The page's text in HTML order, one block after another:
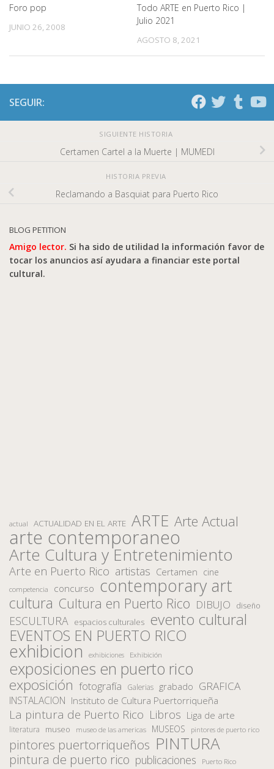
Foro pop
JUNIO 26, 2008
Todo ARTE en Puerto Rico |
Julio 2021
AGOSTO 8, 2021
SEGUIR:
SIGUIENTE HISTORIA
Certamen Cartel a la Muerte | MUMEDI
HISTORIA PREVIA
Reclamando a Basquiat para Puerto Rico
BLOG PETITION
Amigo lector. Si ha sido de utilidad la información favor de
tocar los anuncios así ayudara a financiar este portal
cultural.
actual ACTUALIDAD EN EL ARTE ARTE Arte Actual
arte contemporaneo
Arte Cultura y Entretenimiento
Arte en Puerto Rico artistas Certamen cine
competencia concurso contemporary art
cultura Cultura en Puerto Rico DIBUJO diseño
ESCULTURA espacios culturales evento cultural
EVENTOS EN PUERTO RICO
exhibicion exhibiciones Exhibición
exposiciones en puerto rico
exposición fotografía Galerias grabado GRAFICA
INSTALACION Instituto de Cultura Puertorriqueña
La pintura de Puerto Rico Libros Liga de arte
literatura museo museo de las americas MUSEOS pintores de puerto rico
pintores puertorriqueños PINTURA
pintura de puerto rico publicaciones Puerto Rico